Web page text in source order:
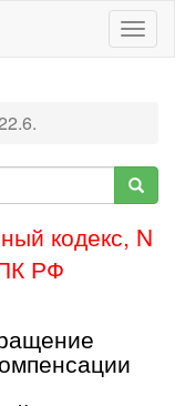
кодекс, N
РФ